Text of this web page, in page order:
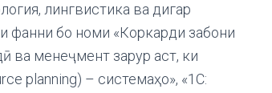
лингвистика ва дигар
фанни бо номи «Коркарди забони
ва менеҷмент зарур аст, ки
planning) – системаҳо», «1С: